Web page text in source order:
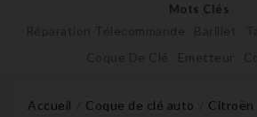
Mots Clés
Réparation Télecommande Barillet
Coque De Clé
Emetteur
Accueil Coque de clé auto Citroën